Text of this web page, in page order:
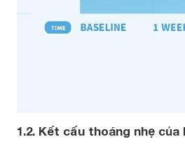
1.2. Kết cấu thoáng nhẹ của